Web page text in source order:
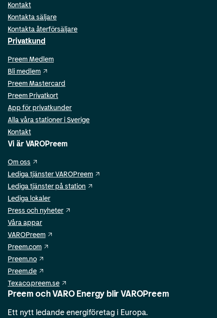
Kontakt
Kontakta säljare
Kontakta återförsäljare
Privatkund
Preem Medlem
Bli medlem
Preem Mastercard
Preem Privatkort
App för privatkunder
Alla våra stationer i Sverige
Kontakt
Vi är VAROPreem
Om oss
Lediga tjänster VAROPreem
Lediga tjänster på station
Lediga lokaler
Press och nyheter
Våra appar
VAROPreem
Preem.com
Preem.no
Preem.de
Texaco.preem.se
Preem och VARO Energy blir VAROPreem
Ett nytt ledande energiföretag i Europa.